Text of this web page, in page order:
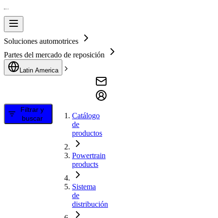
Soluciones automotrices
Partes del mercado de reposición
Latin America
Filtrar y
buscar
Catálogo
de
productos
Powertrain
products
Sistema
de
distribución